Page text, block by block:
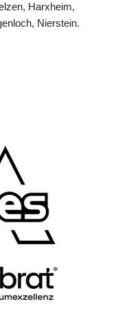
Harxheim,
Nierstein.